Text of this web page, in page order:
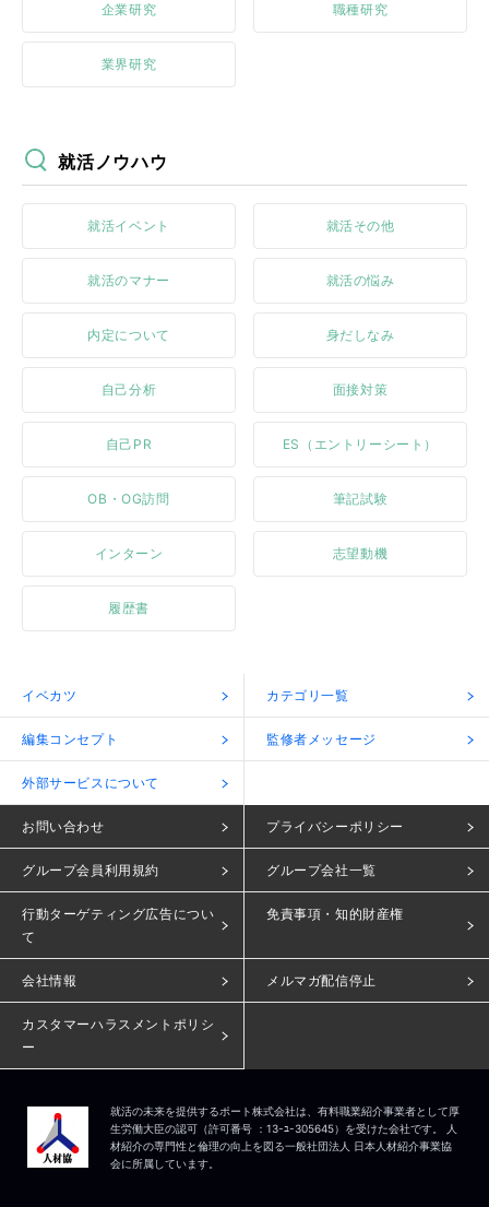
企業研究 職種研究
業界研究
就活ノウハウ
就活イベント 就活その他
就活のマナー 就活の悩み
内定について 身だしなみ
自己分析 面接対策
自己PR ES（エントリーシート）
OB・OG訪問 筆記試験
インターン 志望動機
履歴書
イベカツ カテゴリ一覧
編集コンセプト 監修者メッセージ
外部サービスについて
お問い合わせ プライバシーポリシー
グループ会員利用規約 グループ会社一覧
行動ターゲティング広告につい
て
免責事項・知的財産権
会社情報 メルマガ配信停止
カスタマーハラスメントポリシ
ー